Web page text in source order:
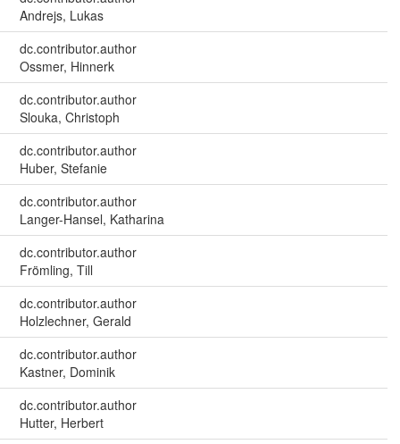
Andrejs, Lukas
dc.contributor.author
Ossmer, Hinnerk
dc.contributor.author
Slouka, Christoph
dc.contributor.author
Huber, Stefanie
dc.contributor.author
Langer-Hansel, Katharina
dc.contributor.author
Frömling, Till
dc.contributor.author
Holzlechner, Gerald
dc.contributor.author
Kastner, Dominik
dc.contributor.author
Hutter, Herbert